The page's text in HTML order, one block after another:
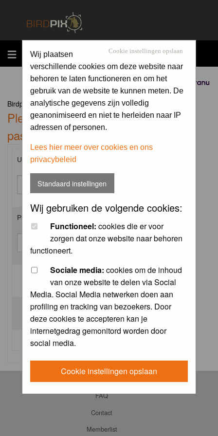
MENU
Sponsored by
Cookie instellingen opslaan
Wij plaatsen
verschillende cookies om deze website naar
behoren te laten functioneren en om het
gebruik van de website te kunnen meten. De
analytische gegevens zijn volledig
geanonimiseerd en niet te herleiden naar IP
adressen of personen.
Lees hier meer over cookies en ons
privacybeleid
Standaard instellingen
Wij gebruiken de volgende cookies:
Functioneel: cookies die er voor
zorgen dat onze website naar behoren
functioneert.
Sociale media: cookies om de inhoud
van onze website te delen via Social
Media. Social Media netwerken doen aan
profiling en tracking van bezoekers. Door
deze cookies te accepteren kan je
internetgedrag gemonitord worden door
social media.
Cookie instellingen opslaan
Birdpix.nl Forum Index
Please enter your username and
password to log in.
Username:
Password:
Log me on automatically each visit:
I forgot my password
FAQ
Contact
Memberlist